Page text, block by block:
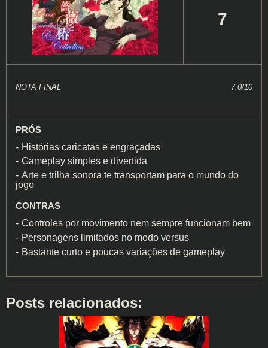
7
NOTA FINAL 7.0/10
PRÓS
Histórias caricatas e engraçadas
Gameplay simples e divertida
Arte e trilha sonora te transportam para o mundo do
jogo
CONTRAS
Controles por movimento nem sempre funcionam bem
Personagens limitados no modo versus
Bastante curto e poucas variações de gameplay
Posts relacionados: